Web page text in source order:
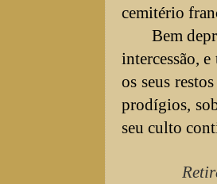
cemitério
Bem
intercessão,
os seus
prodígios,
seu culto